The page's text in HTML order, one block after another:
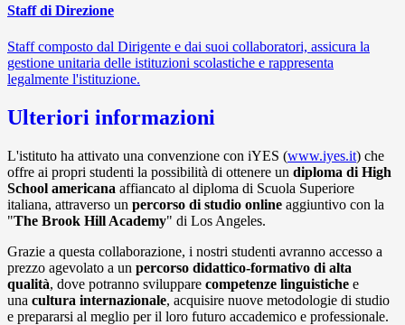
Staff di Direzione
Staff composto dal Dirigente e dai suoi collaboratori, assicura la
gestione unitaria delle istituzioni scolastiche e rappresenta
legalmente l'istituzione.
Ulteriori informazioni
L'istituto ha attivato una convenzione con iYES (www.iyes.it) che
offre ai propri studenti la possibilità di ottenere un diploma di High
School americana affiancato al diploma di Scuola Superiore
italiana, attraverso un percorso di studio online aggiuntivo con la
"The Brook Hill Academy" di Los Angeles.
Grazie a questa collaborazione, i nostri studenti avranno accesso a
prezzo agevolato a un percorso didattico-formativo di alta
qualità, dove potranno sviluppare competenze linguistiche e
una cultura internazionale, acquisire nuove metodologie di studio
e prepararsi al meglio per il loro futuro accademico e professionale.